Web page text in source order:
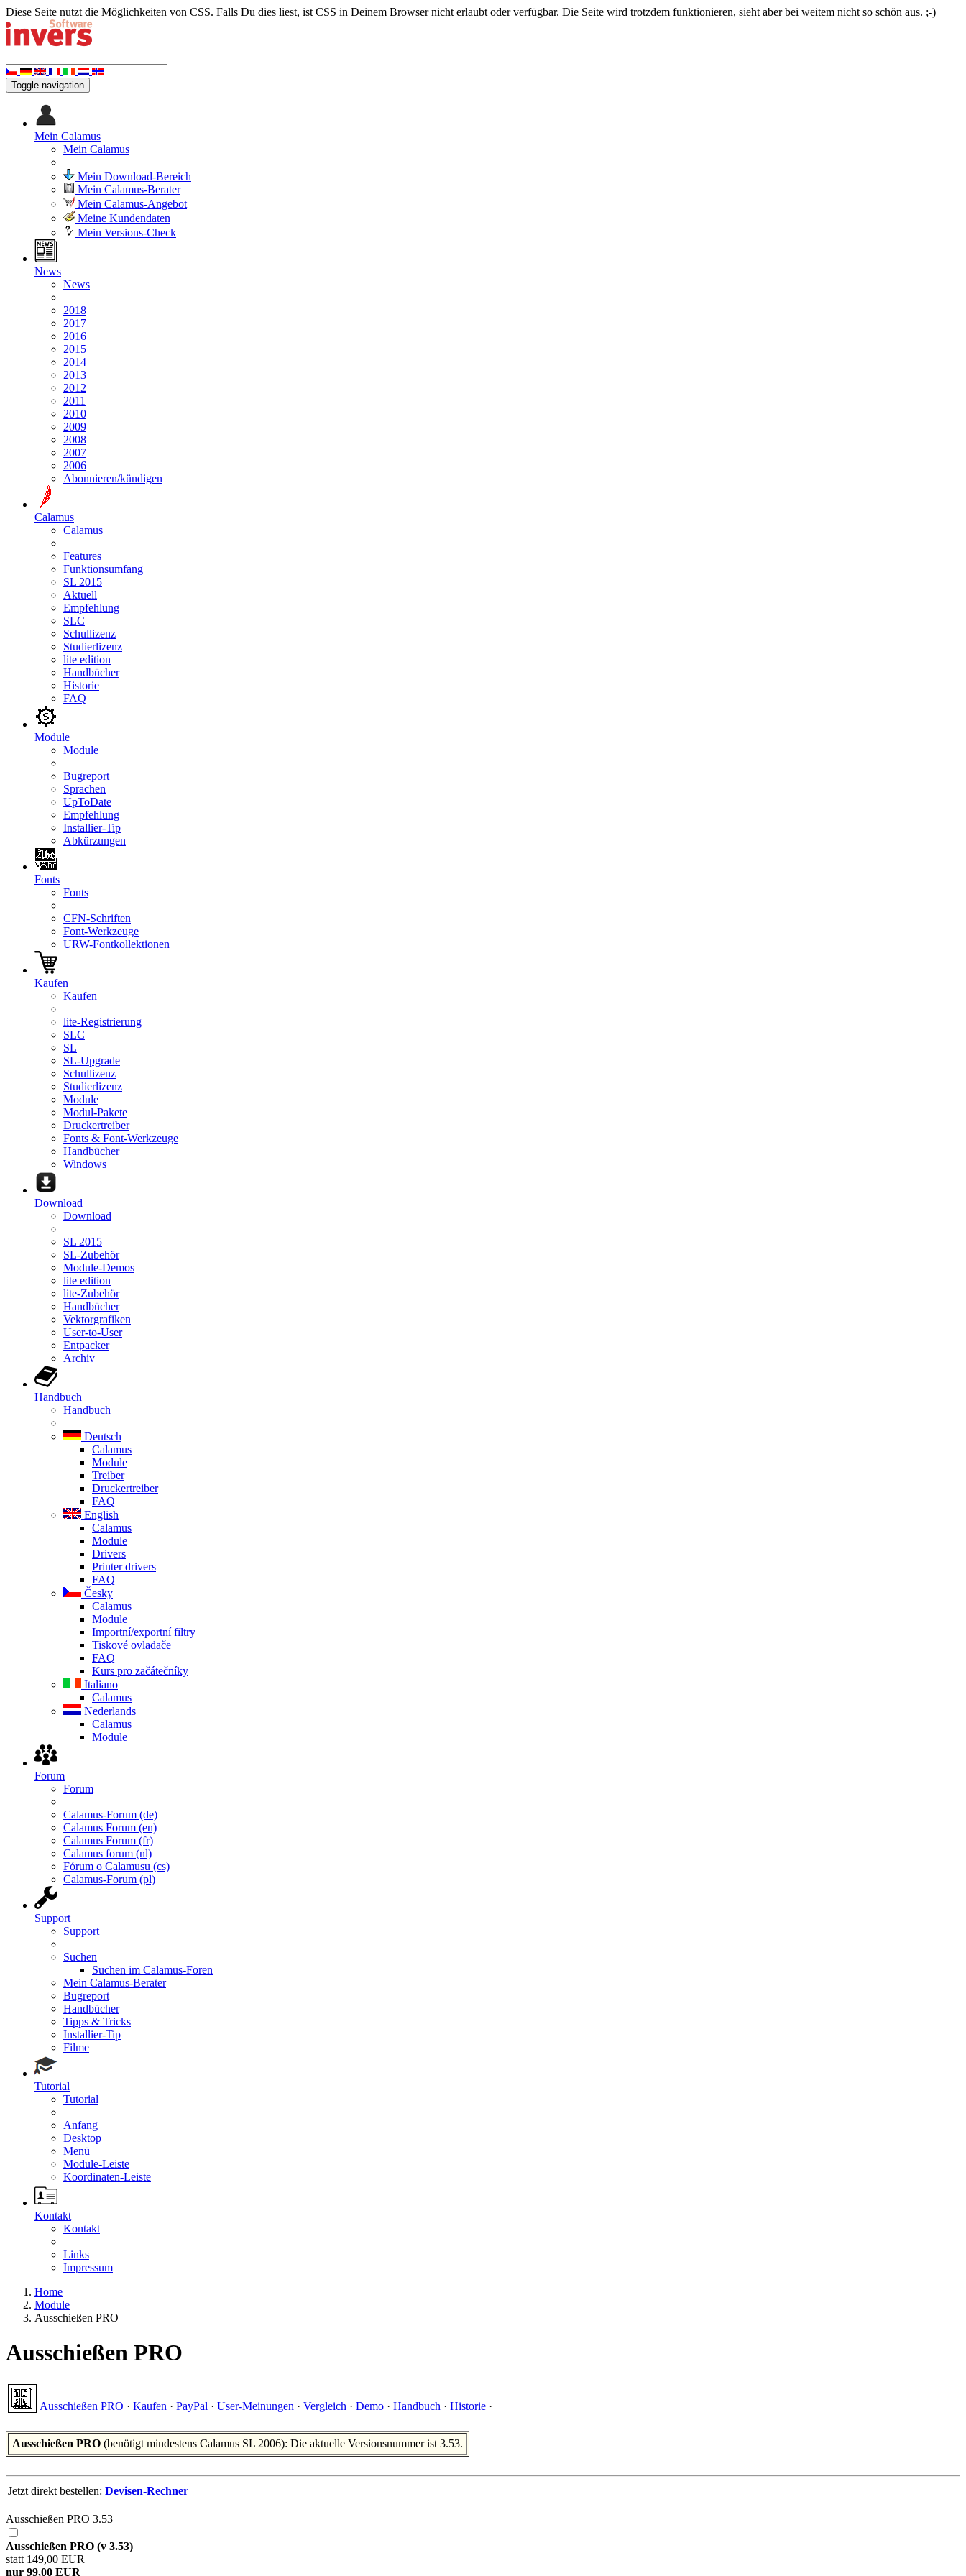
Diese Seite nutzt die Möglichkeiten von CSS. Falls Du dies liest, ist CSS in Deinem Browser nicht erlaubt oder verfügbar. Die Seite wird trotzdem funktionieren, sieht aber bei weitem nicht so schön aus. ;-)
Toggle navigation
Mein Calamus
Mein Calamus
Mein Download-Bereich
Mein Calamus-Berater
Mein Calamus-Angebot
Meine Kundendaten
Mein Versions-Check
News
News
2018
2017
2016
2015
2014
2013
2012
2011
2010
2009
2008
2007
2006
Abonnieren/kündigen
Calamus
Calamus
Features
Funktionsumfang
SL 2015
Aktuell
Empfehlung
SLC
Schullizenz
Studierlizenz
lite edition
Handbücher
Historie
FAQ
Module
Module
Bugreport
Sprachen
UpToDate
Empfehlung
Installier-Tip
Abkürzungen
Fonts
Fonts
CFN-Schriften
Font-Werkzeuge
URW-Fontkollektionen
Kaufen
Kaufen
lite-Registrierung
SLC
SL
SL-Upgrade
Schullizenz
Studierlizenz
Module
Modul-Pakete
Druckertreiber
Fonts & Font-Werkzeuge
Handbücher
Windows
Download
Download
SL 2015
SL-Zubehör
Module-Demos
lite edition
lite-Zubehör
Handbücher
Vektorgrafiken
User-to-User
Entpacker
Archiv
Handbuch
Handbuch
Deutsch
Calamus
Module
Treiber
Druckertreiber
FAQ
English
Calamus
Module
Drivers
Printer drivers
FAQ
Česky
Calamus
Module
Importní/exportní filtry
Tiskové ovladače
FAQ
Kurs pro začátečníky
Italiano
Calamus
Nederlands
Calamus
Module
Forum
Forum
Calamus-Forum (de)
Calamus Forum (en)
Calamus Forum (fr)
Calamus forum (nl)
Fórum o Calamusu (cs)
Calamus-Forum (pl)
Support
Support
Suchen
Suchen im Calamus-Foren
Mein Calamus-Berater
Bugreport
Handbücher
Tipps & Tricks
Installier-Tip
Filme
Tutorial
Tutorial
Anfang
Desktop
Menü
Module-Leiste
Koordinaten-Leiste
Kontakt
Kontakt
Links
Impressum
Home
Module
Ausschießen PRO
Ausschießen PRO
Ausschießen PRO · Kaufen · PayPal · User-Meinungen · Vergleich · Demo · Handbuch · Historie ·
Ausschießen PRO (benötigt mindestens Calamus SL 2006): Die aktuelle Versionsnummer ist 3.53.
Jetzt direkt bestellen: Devisen-Rechner
Ausschießen PRO 3.53
Ausschießen PRO (v 3.53)
statt 149,00 EUR
nur 99,00 EUR